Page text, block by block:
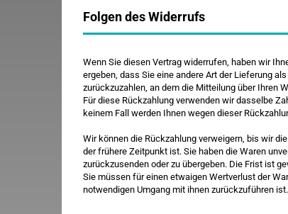
Folgen des Widerrufs
Wenn Sie diesen Vertrag widerrufen, haben wir
ergeben, dass Sie eine andere Art der Lieferung
zurückzuzahlen, an dem die Mitteilung über Ihren
Für diese Rückzahlung verwenden wir dasselbe
keinem Fall werden Ihnen wegen dieser
Wir können die Rückzahlung verweigern, bis wir
der frühere Zeitpunkt ist. Sie haben die Waren
zurückzusenden oder zu übergeben. Die Frist ist
Sie müssen für einen etwaigen Wertverlust der
notwendigen Umgang mit ihnen zurückzuführen ist.